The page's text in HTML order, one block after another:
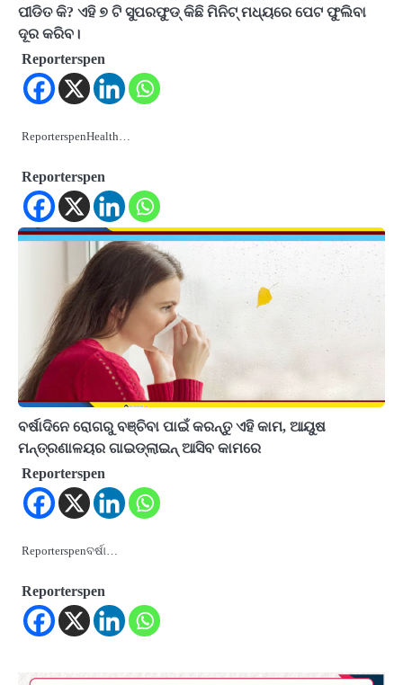
ପୀଡିତ କି? ଏହି ୭ ଟି ସୁପରଫୁଡ୍ କିଛି ମିନିଟ୍ ମଧ୍ୟରେ ପେଟ ଫୁଲିବା
ଦୂର କରିବ।
Reporterspen
ReporterspenHealth…
Reporterspen
ବର୍ଷାଦିନେ ରୋଗରୁ ବଞ୍ଚିବା ପାଇଁ କରନ୍ତୁ ଏହି କାମ, ଆୟୁଷ
ମନ୍ତ୍ରଣାଳୟର ଗାଇଡ୍‌ଲାଇନ୍ ଆସିବ କାମରେ
Reporterspen
Reporterspenବର୍ଷା…
Reporterspen